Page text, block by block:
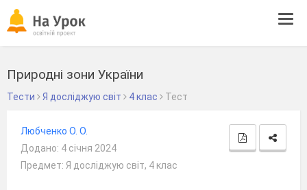
Природні зони України
Тести Я досліджую світ 4 клас Тест
Любченко О. О.
Додано: 4 січня 2024
Предмет: Я досліджую світ, 4 клас